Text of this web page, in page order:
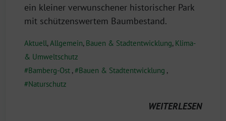
ein kleiner verwunschener historischer Park
mit schützenswertem Baumbestand.
Aktuell,Allgemein, Bauen & Stadtentwicklung, Klima-
& Umweltschutz
Bamberg-Ost , Bauen & Stadtentwicklung ,
Naturschutz
WEITERLESEN